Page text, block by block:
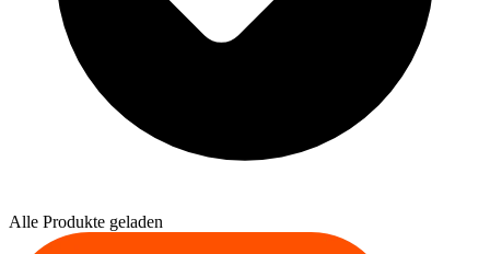
Alle Produkte geladen